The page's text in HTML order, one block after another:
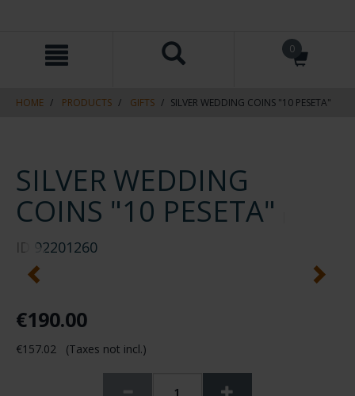
navigation
0
HOME PRODUCTS GIFTS SILVER WEDDING COINS "10 PESETA"
SILVER WEDDING
COINS "10 PESETA"
ID 92201260
€190.00
€157.02 (Taxes not incl.)